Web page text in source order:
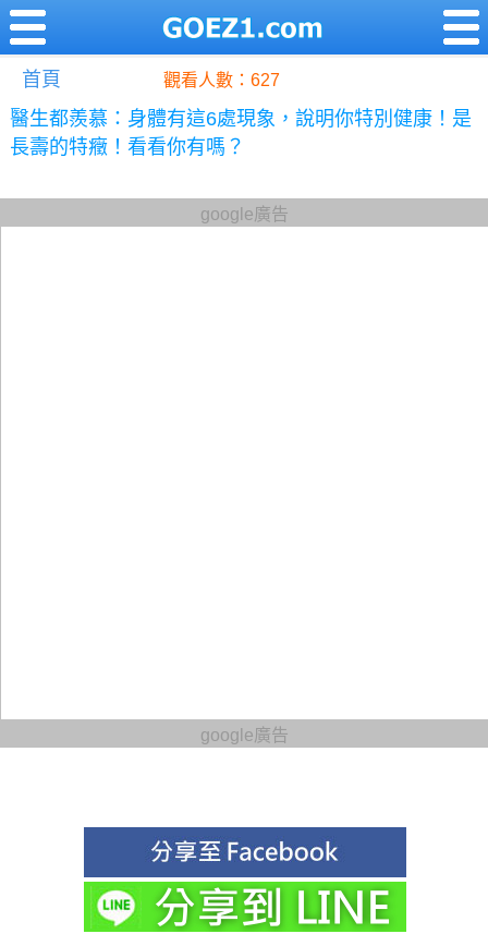
首頁 觀看人數：627
醫生都羨慕：身體有這6處現象，說明你特別健康！是
長壽的特癥！看看你有嗎？
google廣告
google廣告